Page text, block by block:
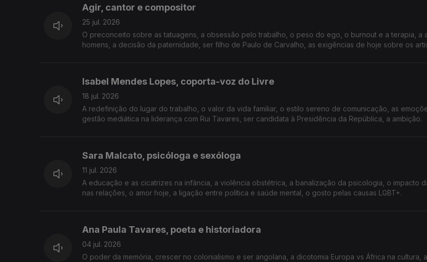
Agir, cantor e compositor
25 jul. 2026
O preconceito sobre as tatuagens, a obsessão pelo trabalho, o peso do ego, o burnout e a terapia, a
homens, a decisão da paternidade, ser filho de Paulo de Carvalho, as exigências de hoje sobre os
Isabel Mendes Lopes, coporta-voz do Livre
18 jul. 2026
A redefinição do lugar do trabalho, o valor da vida familiar, o estilo sereno de comunicação, as
gestão mediática na liderança com Rui Tavares, ser candidata à Presidência da República, a ambição.
Sara Malcato, psicóloga e sexóloga
11 jul. 2026
A educação e as cicatrizes na infância, a violência obstétrica, a banalização da psicologia, o impacto
nas relações, o amor hoje, a ligação entre política e saúde mental, o gosto pelas causas LGBT+.
Ana Paula Tavares, poeta e historiadora
04 jul. 2026
O poder da memória, crescer no colonialismo e ser angolana, a dicotomia Europa vs África na cultura,